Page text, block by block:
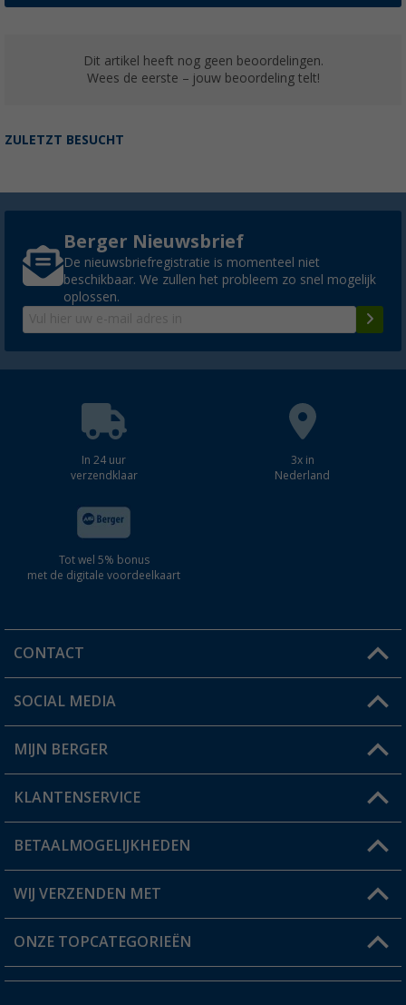
Dit artikel heeft nog geen beoordelingen.
Wees de eerste – jouw beoordeling telt!
ZULETZT BESUCHT
Berger Nieuwsbrief
De nieuwsbriefregistratie is momenteel niet
beschikbaar. We zullen het probleem zo snel mogelijk
oplossen.
In 24 uur
verzendklaar
3x in
Nederland
Tot wel 5% bonus
met de digitale voordeelkaart
CONTACT
Een vraag?
Winkel vinden
SOCIAL MEDIA
MIJN BERGER
Mijn account
Status bestelling
Verlanglijstje
KLANTENSERVICE
FAQ & Contact
Verzendinformatie
Catalogus
BETAALMOGELIJKHEDEN
WIJ VERZENDEN MET
ONZE TOPCATEGORIEËN